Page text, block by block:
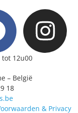
12u00
– België
18
& Privacy